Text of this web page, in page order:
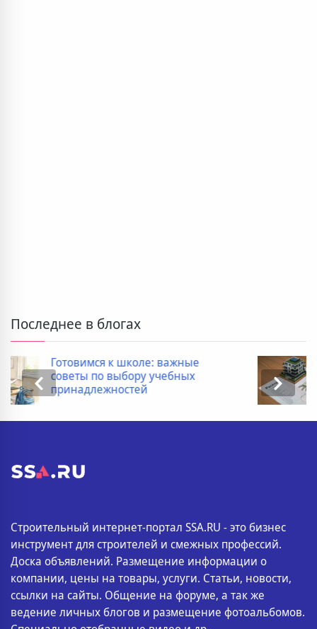
Последнее в блогах
Дополнительные расходы при
покупке новостройки: полный
список
Строительный интернет-портал SSA.RU - это бизнес
инструмент для строителей и смежных профессий.
Доска объявлений. Размещение информации о
компании, цены на товары, услуги. Статьи, новости,
ссылки на сайты. Общение на форуме, а так же
ведение личных блогов и размещение фотоальбомов.